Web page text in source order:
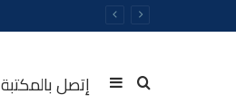
إتصل بالمكتبة Rechercher
Sidebar